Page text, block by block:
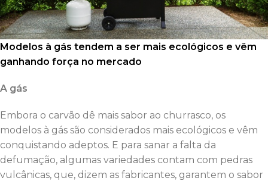
Modelos à gás tendem a ser mais ecológicos e vêm
ganhando força no mercado
A gás
Embora o carvão dê mais sabor ao churrasco, os
modelos à gás são considerados mais ecológicos e vêm
conquistando adeptos. E para sanar a falta da
defumação, algumas variedades contam com pedras
vulcânicas, que, dizem as fabricantes, garantem o sabor